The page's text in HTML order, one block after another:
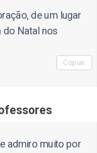
de um lugar
do Natal nos
Copiar
admiro muito por